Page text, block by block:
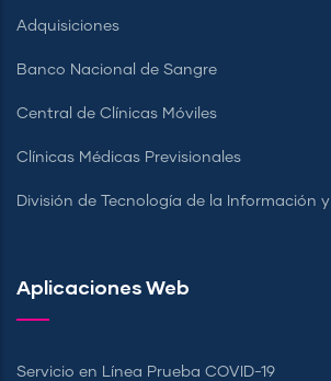
Adquisiciones
Banco Nacional de Sangre
Central de Clínicas Móviles
Clínicas Médicas Previsionales
División de Tecnología de la Información
Aplicaciones Web
Servicio en Línea Prueba COVID-19